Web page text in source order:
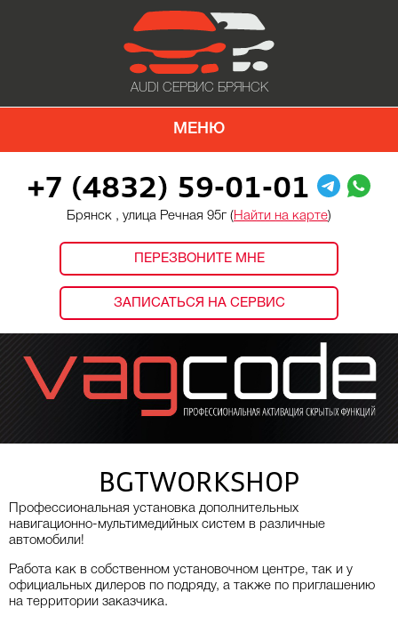
AUDI СЕРВИС БРЯНСК
МЕНЮ
ПЕРЕЗВОНИТЕ МНЕ
ЗАПИСАТЬСЯ НА СЕРВИС
+7 (4832) 59-01-01
Брянск , улица Речная 95г ( Найти на карте)
BGTWORKSHOP
Профессиональная установка дополнительных
навигационно-мультимедийных систем в различные
автомобили!
Работа как в собственном установочном центре, так и у
официальных дилеров по подряду, а также по приглашению
на территории заказчика.